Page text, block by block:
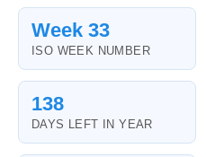
Week 33
ISO WEEK NUMBER
138
DAYS LEFT IN YEAR